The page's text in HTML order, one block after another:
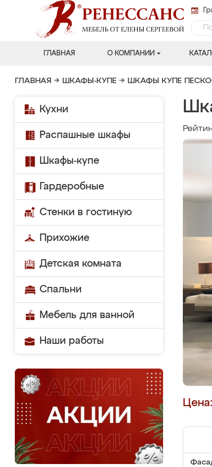
ГЛАВНАЯ О КОМПАНИИ
ГЛАВНАЯ → ШКАФЫ-КУПЕ → ШКАФЫ КУПЕ
Кухни
Распашные шкафы
Шкафы-купе
Гардеробные
Стенки в гостиную
Прихожие
Детская комната
Спальни
Мебель для ванной
Наши работы